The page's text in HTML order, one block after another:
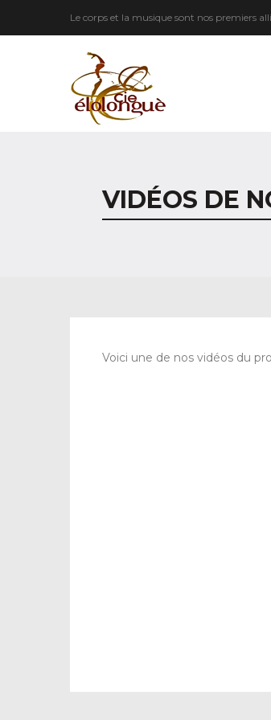
Le corps et la musique sont nos premiers
VIDÉOS DE
Voici une de nos vidéos du